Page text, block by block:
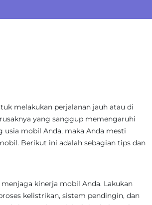
melakukan perjalanan jauh atau di
yang sanggup memengaruhi
mobil Anda, maka Anda mesti
Berikut ini adalah sebagian tips dan
kinerja mobil Anda. Lakukan
kelistrikan, sistem pendingin, dan